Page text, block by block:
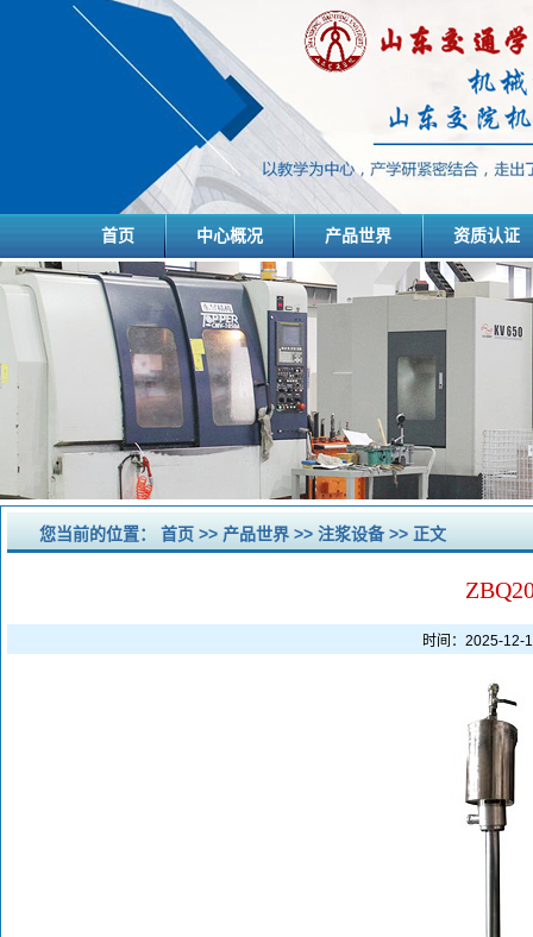
首页 中心概况 产品世界 资质认证
您当前的位置： 首页 >> 产品世界 >> 注浆设备>> 正文
时间：2025-